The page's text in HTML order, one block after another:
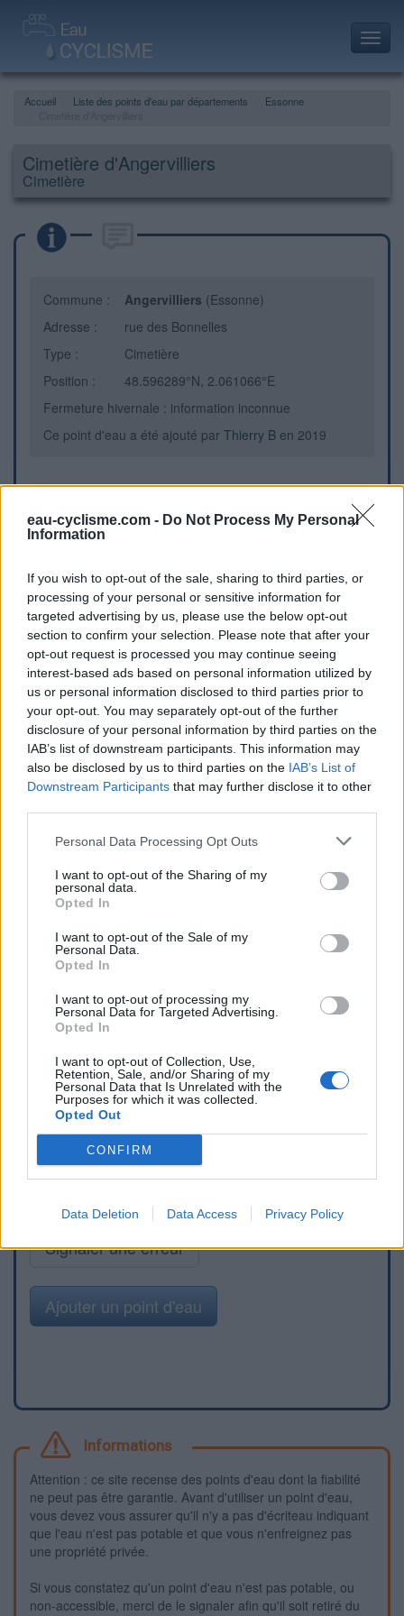
eau-cyclisme.com - Do Not Process My Personal
Information
If you wish to opt-out of the sale, sharing to third parties, or
processing of your personal or sensitive information for
targeted advertising by us, please use the below opt-out
section to confirm your selection. Please note that after your
opt-out request is processed you may continue seeing
interest-based ads based on personal information utilized by
us or personal information disclosed to third parties prior to
your opt-out. You may separately opt-out of the further
disclosure of your personal information by third parties on the
IAB’s list of downstream participants. This information may
also be disclosed by us to third parties on the IAB’s List of
Downstream Participants that may further disclose it to other
Personal Data Processing Opt Outs
I want to opt-out of the Sharing of my
personal data.
Opted In
I want to opt-out of the Sale of my
Personal Data.
Opted In
I want to opt-out of processing my
Personal Data for Targeted Advertising.
Opted In
I want to opt-out of Collection, Use,
Retention, Sale, and/or Sharing of my
Personal Data that Is Unrelated with the
Purposes for which it was collected.
Opted Out
CONFIRM
Data Deletion Data Access Privacy Policy
Accueil Liste des points d'eau par départements
Essonne
Cimetière d'Angervilliers
Cimetière
Commune : Angervilliers (Essonne)
Adresse :
rue des Bonnelles
Type :
Cimetière
Position :
48.596289°N, 2.061066°E
Fermeture hivernale : information inconnue
Ce point d'eau a été ajouté par Thierry B en 2019
Le robinet se situe dans l'angle à droite de l'entrée.
Repères visuels
Signaler une erreur
Ajouter un point d'eau
Informations
Attention : ce site recense des points d'eau dont la fiabilité
ne peut pas être garantie. Avant d'utiliser un point d'eau,
vous devez vous assurer qu'il n'y a pas d'écriteau indiquant
que l'eau n'est pas potable et que vous n'enfreignez pas
une propriété privée.
Si vous constatez qu'un point d'eau n'est pas potable, ou
non-accessible, merci de le signaler afin qu'il soit retiré du